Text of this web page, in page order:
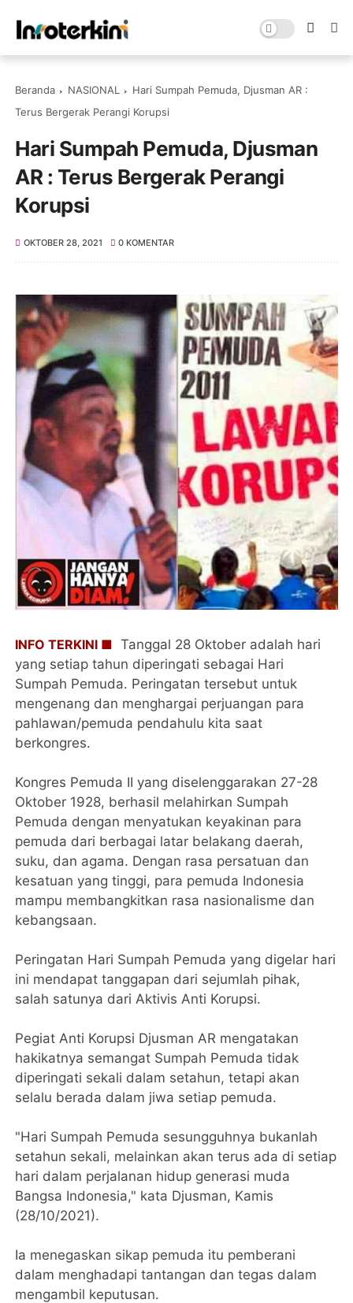
Beranda NASIONAL
Hari Sumpah Pemuda, Djusman AR :
Terus Bergerak Perangi Korupsi
Hari Sumpah Pemuda, Djusman
AR : Terus Bergerak Perangi
Korupsi
OKTOBER 28, 2021 0 KOMENTAR
INFO TERKINI ■ Tanggal 28 Oktober adalah hari
yang setiap tahun diperingati sebagai Hari
Sumpah Pemuda. Peringatan tersebut untuk
mengenang dan menghargai perjuangan para
pahlawan/pemuda pendahulu kita saat
berkongres.
Kongres Pemuda II yang diselenggarakan 27-28
Oktober 1928, berhasil melahirkan Sumpah
Pemuda dengan menyatukan keyakinan para
pemuda dari berbagai latar belakang daerah,
suku, dan agama. Dengan rasa persatuan dan
kesatuan yang tinggi, para pemuda Indonesia
mampu membangkitkan rasa nasionalisme dan
kebangsaan.
Peringatan Hari Sumpah Pemuda yang digelar hari
ini mendapat tanggapan dari sejumlah pihak,
salah satunya dari Aktivis Anti Korupsi.
Pegiat Anti Korupsi Djusman AR mengatakan
hakikatnya semangat Sumpah Pemuda tidak
diperingati sekali dalam setahun, tetapi akan
selalu berada dalam jiwa setiap pemuda.
"Hari Sumpah Pemuda sesungguhnya bukanlah
setahun sekali, melainkan akan terus ada di setiap
hari dalam perjalanan hidup generasi muda
Bangsa Indonesia," kata Djusman, Kamis
(28/10/2021).
Ia menegaskan sikap pemuda itu pemberani
dalam menghadapi tantangan dan tegas dalam
mengambil keputusan.